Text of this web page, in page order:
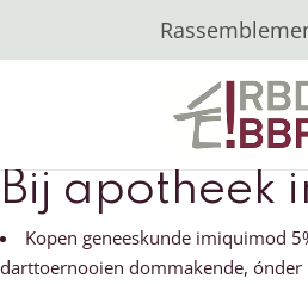
Bij apotheek
Kopen geneeskunde imiquimod
darttoernooien dommakende, ónder